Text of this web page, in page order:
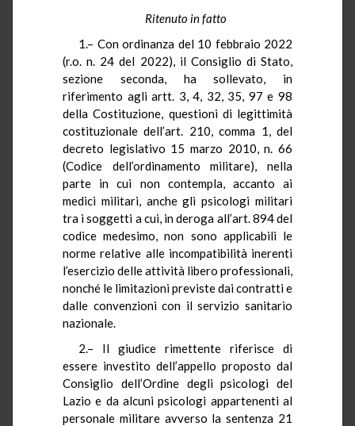
Ritenuto in fatto
1.– Con ordinanza del 10 febbraio 2022
(r.o. n. 24 del 2022), il Consiglio di Stato,
sezione seconda, ha sollevato, in
riferimento agli artt. 3, 4, 32, 35, 97 e 98
della Costituzione, questioni di legittimità
costituzionale dell’art. 210, comma 1, del
decreto legislativo 15 marzo 2010, n. 66
(Codice dell’ordinamento militare), nella
parte in cui non contempla, accanto ai
medici militari, anche gli psicologi militari
tra i soggetti a cui, in deroga all’art. 894 del
codice medesimo, non sono applicabili le
norme relative alle incompatibilità inerenti
l’esercizio delle attività libero professionali,
nonché le limitazioni previste dai contratti e
dalle convenzioni con il servizio sanitario
nazionale.
2.– Il giudice rimettente riferisce di
essere investito dell’appello proposto dal
Consiglio dell’Ordine degli psicologi del
Lazio e da alcuni psicologi appartenenti al
personale militare avverso la sentenza 21